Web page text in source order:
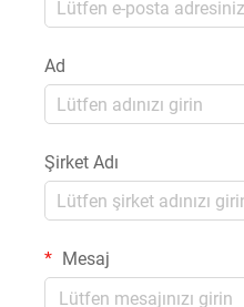
Ad
Şirket Adı
Mesaj